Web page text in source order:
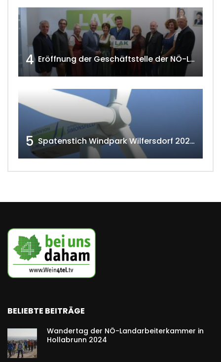
4 Eröffnung der Geschäftstelle der NÖ-Landarbeiterkammer in Mistelbach w4tv174
5 Spatenstich Windpark Wilfersdorf 2023 w4tv177
BELIEBTE BEITRÄGE
Wandertag der NÖ-Landarbeiterkammer in
Hollabrunn 2024